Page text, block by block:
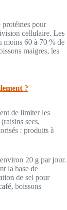
protéines pour
cellulaire. Les
moins 60 à 70 % de
maigres, les
?
de limiter les
secs,
: produits à
20 g par jour.
la base de
de sel pour
boissons